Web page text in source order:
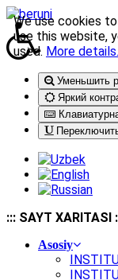
Уменьшить
Яркий
::: SAYT XARITASI
Asosiy
We use cookies
use this website,
used. More